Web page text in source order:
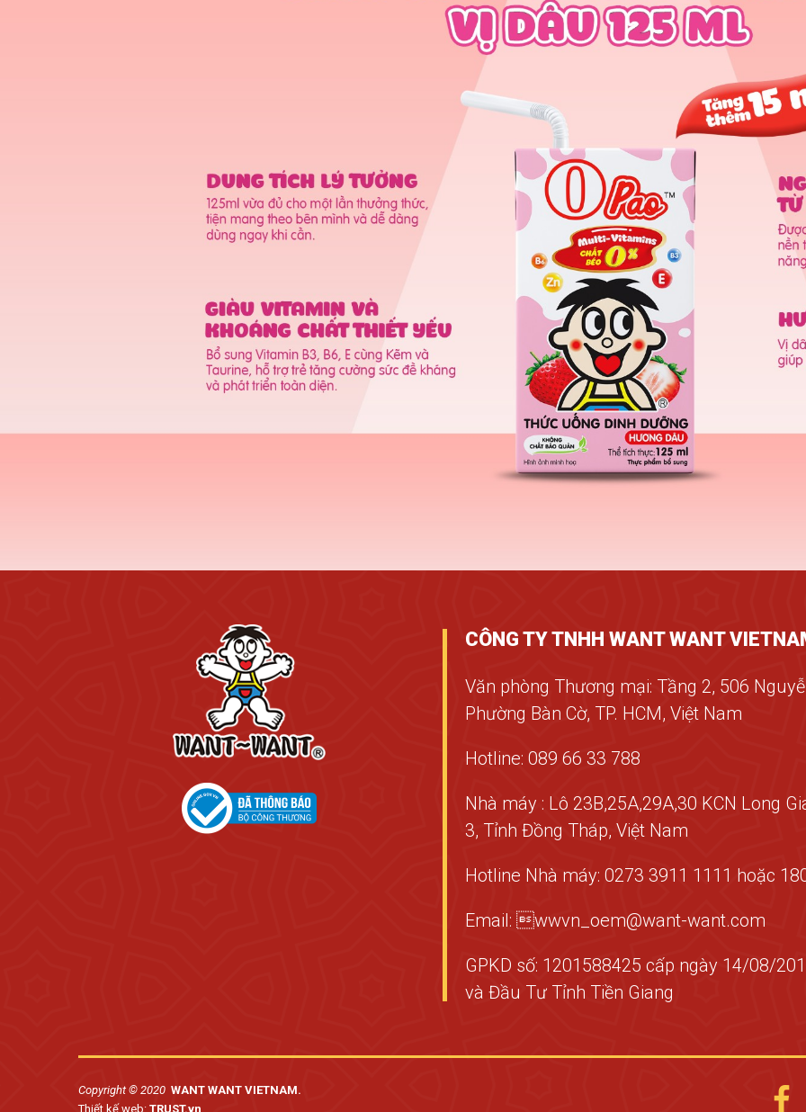
CÔNG TY TNHH WANT WANT
Văn phòng Thương mại: Tầng 2, 506
Phường Bàn Cờ, TP. HCM, Việt Nam
Hotline: 089 66 33 788
Nhà máy : Lô 23B,25A,29A,30 KCN Long
3, Tỉnh Đồng Tháp, Việt Nam
Hotline Nhà máy: 0273 3911 1111 hoặc
Email: wwvn_oem@want-want.com
GPKD số: 1201588425 cấp ngày 14/08/
và Đầu Tư Tỉnh Tiền Giang
Copyright © 2020 WANT WANT VIETNAM.
Thiết kế web: TRUST.vn